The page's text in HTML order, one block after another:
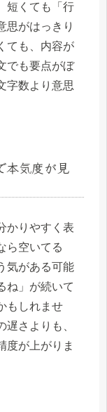
短くても「行
思がはっきり
ても、内容が
でも要点がぼ
字数より意思
本気度が見
かりやすく表
ら空いてる
気がある可能
ね」が続いて
もしれませ
さよりも、
度が上がりま